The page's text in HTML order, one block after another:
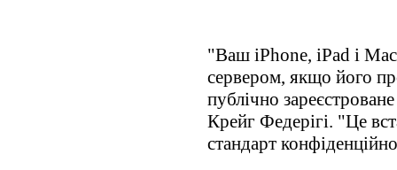
"Ваш iPhone, iPad і Mac
сервером, якщо його
публічно
Крейг Федерігі. "Це
стандарт